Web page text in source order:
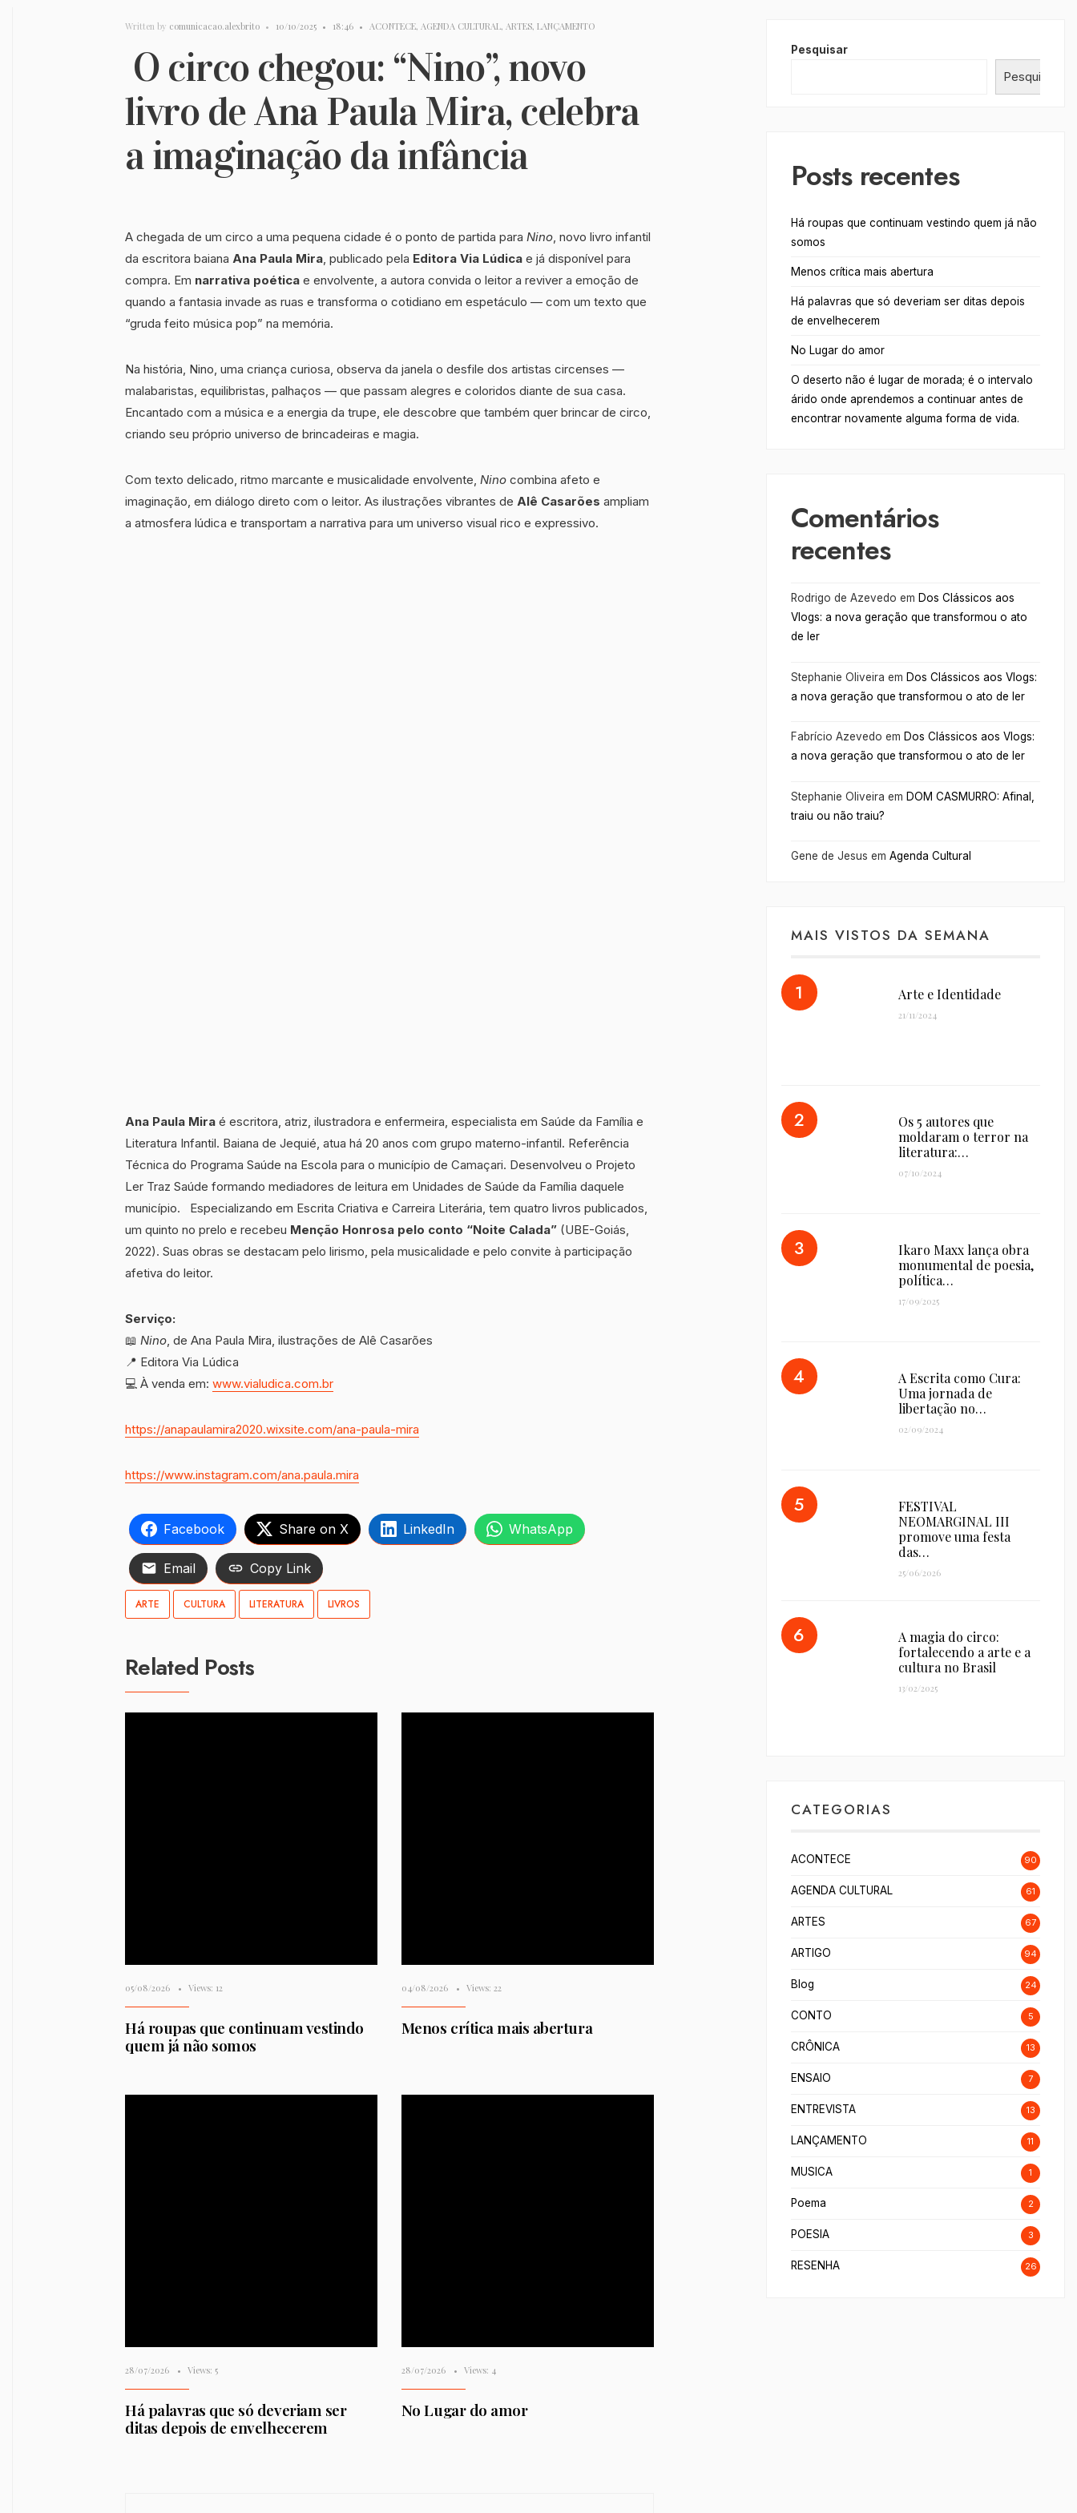
Written by comunicacao.alexbrito • 10/10/2025 • 18:46 • ACONTECE, AGENDA CULTURAL, ARTES, LANÇAMENTO
O circo chegou: “Nino”, novo
livro de Ana Paula Mira, celebra
a imaginação da infância
A chegada de um circo a uma pequena cidade é o ponto de partida para Nino, novo livro infantil
da escritora baiana Ana Paula Mira, publicado pela Editora Via Lúdica e já disponível para
compra. Em narrativa poética e envolvente, a autora convida o leitor a reviver a emoção de
quando a fantasia invade as ruas e transforma o cotidiano em espetáculo — com um texto que
“gruda feito música pop” na memória.
Na história, Nino, uma criança curiosa, observa da janela o desfile dos artistas circenses —
malabaristas, equilibristas, palhaços — que passam alegres e coloridos diante de sua casa.
Encantado com a música e a energia da trupe, ele descobre que também quer brincar de circo,
criando seu próprio universo de brincadeiras e magia.
Com texto delicado, ritmo marcante e musicalidade envolvente, Nino combina afeto e
imaginação, em diálogo direto com o leitor. As ilustrações vibrantes de Alê Casarões ampliam
a atmosfera lúdica e transportam a narrativa para um universo visual rico e expressivo.
Ana Paula Mira é escritora, atriz, ilustradora e enfermeira, especialista em Saúde da Família e
Literatura Infantil. Baiana de Jequié, atua há 20 anos com grupo materno-infantil. Referência
Técnica do Programa Saúde na Escola para o município de Camaçari. Desenvolveu o Projeto
Ler Traz Saúde formando mediadores de leitura em Unidades de Saúde da Família daquele
município. Especializando em Escrita Criativa e Carreira Literária, tem quatro livros publicados,
um quinto no prelo e recebeu Menção Honrosa pelo conto “Noite Calada” (UBE-Goiás,
2022). Suas obras se destacam pelo lirismo, pela musicalidade e pelo convite à participação
afetiva do leitor.
Serviço:
📖 Nino , de Ana Paula Mira, ilustrações de Alê Casarões
📍 Editora Via Lúdica
💻 À venda em: www.vialudica.com.br
https://anapaulamira2020.wixsite.com/ana-paula-mira
https://www.instagram.com/ana.paula.mira
Facebook Share on X LinkedIn WhatsApp
Email Copy Link
ARTE CULTURA LITERATURA LIVROS
Related Posts
05/08/2026 • Views: 12
Há roupas que continuam vestindo
quem já não somos
04/08/2026 • Views: 22
Menos crítica mais abertura
28/07/2026 • Views: 5
Há palavras que só deveriam ser
ditas depois de envelhecerem
28/07/2026 • Views: 4
No Lugar do amor
Pesquisar
Pesquisar
Posts recentes
Há roupas que continuam vestindo quem já não
somos
Menos crítica mais abertura
Há palavras que só deveriam ser ditas depois
de envelhecerem
No Lugar do amor
O deserto não é lugar de morada; é o intervalo
árido onde aprendemos a continuar antes de
encontrar novamente alguma forma de vida.
Comentários
recentes
Rodrigo de Azevedo em Dos Clássicos aos
Vlogs: a nova geração que transformou o ato
de ler
Stephanie Oliveira em Dos Clássicos aos Vlogs:
a nova geração que transformou o ato de ler
Fabrício Azevedo em Dos Clássicos aos Vlogs:
a nova geração que transformou o ato de ler
Stephanie Oliveira em DOM CASMURRO: Afinal,
traiu ou não traiu?
Gene de Jesus em Agenda Cultural
MAIS VISTOS DA SEMANA
Arte e Identidade
21/11/2024
Os 5 autores que
moldaram o terror na
literatura:…
07/10/2024
Ikaro Maxx lança obra
monumental de poesia,
política…
17/09/2025
A Escrita como Cura:
Uma jornada de
libertação no…
02/09/2024
FESTIVAL
NEOMARGINAL III
promove uma festa
das…
25/06/2026
A magia do circo:
fortalecendo a arte e a
cultura no Brasil
13/02/2025
CATEGORIAS
ACONTECE 90
AGENDA CULTURAL 61
ARTES 67
ARTIGO 94
Blog 24
CONTO 5
CRÔNICA 13
ENSAIO 7
ENTREVISTA 13
LANÇAMENTO 11
MUSICA 1
Poema 2
POESIA 3
RESENHA 26